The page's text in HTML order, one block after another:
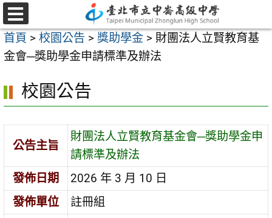
跳
至
主
要
容
選
單
首頁 > 校園公告 > 獎助學金 > 財團法人立賢教育基
金會─獎助學金申請標準及辦法
校園公告
公告主旨
財團法人立賢教育基金會─獎助學金申
請標準及辦法
發佈日期
2026 年 3 月 10 日
發佈單位
註冊組